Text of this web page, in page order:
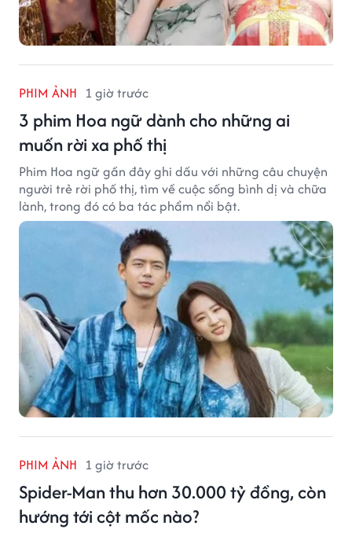
PHIM ẢNH 1 giờ trước
3 phim Hoa ngữ dành cho những ai
muốn rời xa phố thị
Phim Hoa ngữ gần đây ghi dấu với những câu chuyện
người trẻ rời phố thị, tìm về cuộc sống bình dị và chữa
lành, trong đó có ba tác phẩm nổi bật.
PHIM ẢNH 1 giờ trước
Spider-Man thu hơn 30.000 tỷ đồng, còn
hướng tới cột mốc nào?